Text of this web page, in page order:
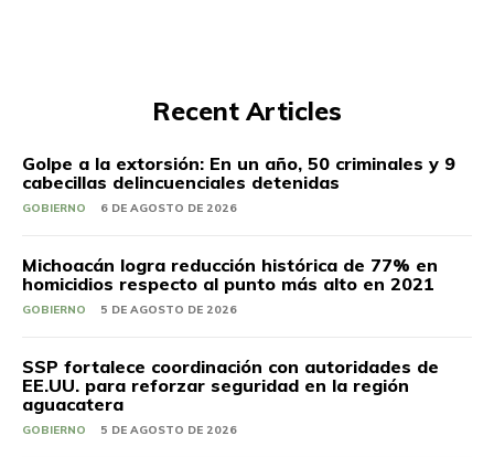
Recent Articles
Golpe a la extorsión: En un año, 50 criminales y 9
cabecillas delincuenciales detenidas
GOBIERNO 6 DE AGOSTO DE 2026
Michoacán logra reducción histórica de 77% en
homicidios respecto al punto más alto en 2021
GOBIERNO 5 DE AGOSTO DE 2026
SSP fortalece coordinación con autoridades de
EE.UU. para reforzar seguridad en la región
aguacatera
GOBIERNO 5 DE AGOSTO DE 2026